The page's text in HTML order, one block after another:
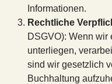
Informationen.
Rechtliche
DSGVO): Wenn wir
unterliegen,
sind wir gesetzlich
Buchhaltung